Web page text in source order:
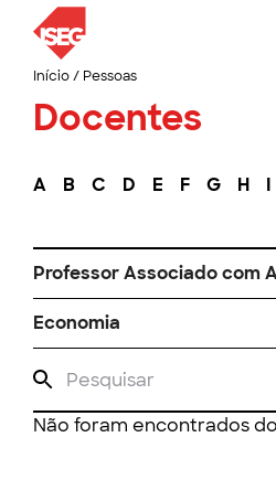
Início/ Pessoas
Docentes
A B C D E F G H I
Professor Associado com
Economia
Não foram encontrados